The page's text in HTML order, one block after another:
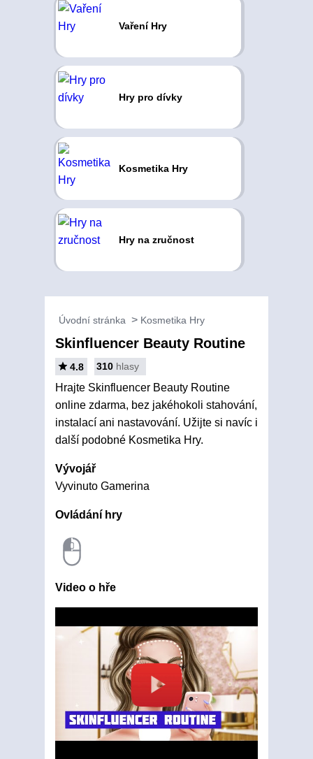
Vaření Hry
Hry pro dívky
Kosmetika Hry
Hry na zručnost
Úvodní stránka Kosmetika Hry
Skinfluencer Beauty Routine
4.8 310 hlasy
Hrajte Skinfluencer Beauty Routine
online zdarma, bez jakéhokoli stahování,
instalací ani nastavování. Užijte si navíc i
další podobné Kosmetika Hry.
Vývojář
Vyvinuto Gamerina
Ovládání hry
Video o hře